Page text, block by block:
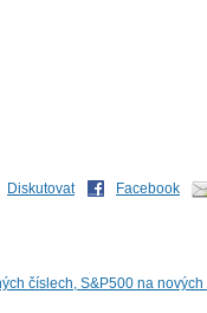
Diskutovat Facebook
číslech, S&P500 na nových